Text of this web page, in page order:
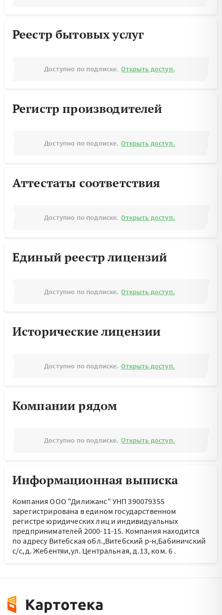
Реестр бытовых услуг
Доступно по подписке. Открыть доступ.
Регистр производителей
Доступно по подписке. Открыть доступ.
Аттестаты соответствия
Доступно по подписке. Открыть доступ.
Единый реестр лицензий
Доступно по подписке. Открыть доступ.
Исторические лицензии
Доступно по подписке. Открыть доступ.
Компании рядом
Доступно по подписке. Открыть доступ.
Информационная выписка
Компания ООО "Дилижанс" УНП 390079355
зарегистрирована в едином государственном
регистре юридических лиц и индивидуальных
предпринимателей 2000-11-15. Компания находится
по адресу Витебская обл.,Витебский р-н,Бабиничский
с/с,д. Жебентяи,ул. Центральная, д.13, ком. 6 .